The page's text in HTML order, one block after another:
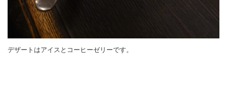
デザートはアイスとコーヒーゼリーです。